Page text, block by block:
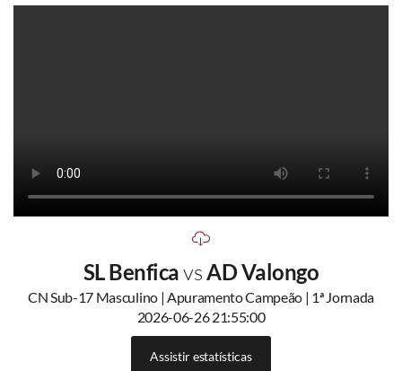
SL BenficavsAD Valongo
CN Sub-17 Masculino | Apuramento Campeão | 1ª Jornada
2026-06-26 21:55:00
Assistir estatísticas